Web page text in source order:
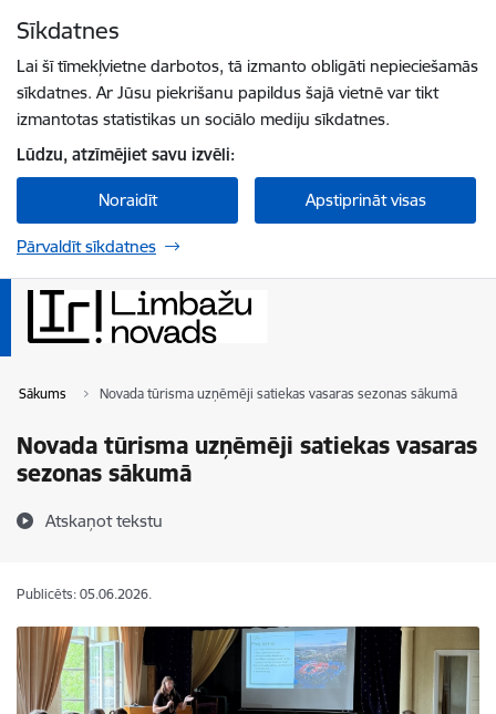
Sīkdatnes
Lai šī tīmekļvietne darbotos, tā izmanto obligāti nepieciešamās
sīkdatnes. Ar Jūsu piekrišanu papildus šajā vietnē var tikt
izmantotas statistikas un sociālo mediju sīkdatnes.
Lūdzu, atzīmējiet savu izvēli:
Noraidīt Apstiprināt visas
Pārvaldīt sīkdatnes
Sākums Novada tūrisma uzņēmēji satiekas vasaras sezonas sākumā
Novada tūrisma uzņēmēji satiekas vasaras
sezonas sākumā
Atskaņot tekstu
Publicēts: 05.06.2026.